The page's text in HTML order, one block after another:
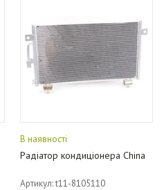
В наявності
Радіатор кондиціонера China
Артикул: t11-8105110